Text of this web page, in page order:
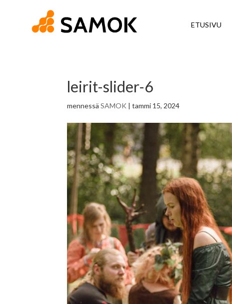
ETUSIVU
leirit-slider-6
mennessäSAMOK |tammi 15, 2024